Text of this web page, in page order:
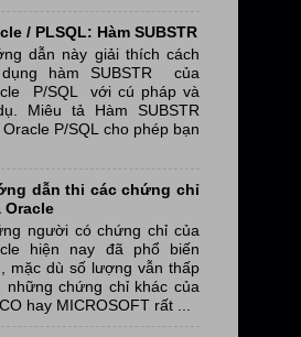
/ PLSQL: Hàm SUBSTR
dẫn này giải thích cách
hàm SUBSTR của
P/SQL với cú pháp và
Miêu tả Hàm SUBSTR
P/SQL cho phép bạn
dẫn thi các chứng chỉ
Oracle
người có chứng chỉ của
hiện nay đã phổ biến
mặc dù số lượng vẫn thấp
những chứng chỉ khác của
hay MICROSOFT rất ...